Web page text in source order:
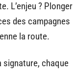
L’enjeu ? Plonger
des campagnes
la route.
signature, chaque